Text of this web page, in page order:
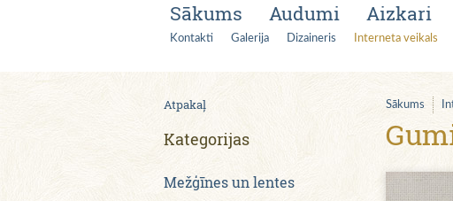
Sākums Audumi Aizkari
Kontakti Galerija Dizaineris Interneta veikals
Atpakaļ
Kategorijas
Mežģīnes un lentes
Sākums